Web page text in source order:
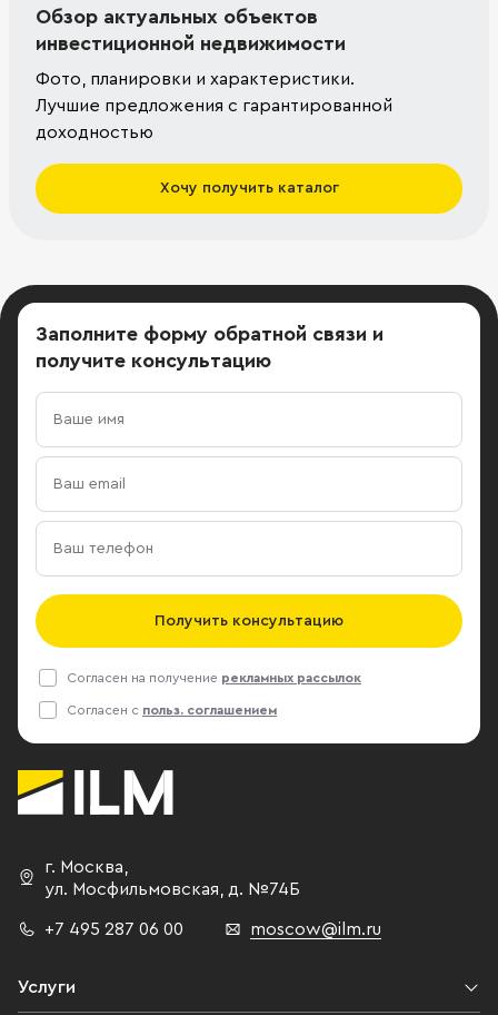
Обзор актуальных объектов
инвестиционной недвижимости
Фото, планировки и характеристики.
Лучшие предложения с гарантированной
доходностью
Хочу получить каталог
Заполните форму обратной связи и
получите консультацию
Получить консультацию
Согласен на получение рекламных рассылок
Согласен с польз. соглашением
г. Москва,
ул. Мосфильмовская, д. №74Б
+7 495 287 06 00 moscow@ilm.ru
Услуги